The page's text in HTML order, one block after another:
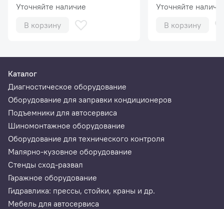
Характеристики
Мощность вакуумного насоса
Ёмкость встроенного баллона
Количество ёмкостей для сбора отработанного масла/
Длина шлангов высокого и низкого давления
Напряжение питания
Габаритные размеры
Уточняйте наличие
В корзину
Уточняйте
В корзину
Каталог
Диагностическое оборудование
Оборудование для заправки кондиционеров
Подъемники для автосервиса
Шиномонтажное оборудование
Оборудование для технического контроля
Малярно-кузовное оборудование
Стенды сход-развал
Гаражное оборудование
Гидравлика: прессы, стойки, краны и др.
Мебель для автосервиса